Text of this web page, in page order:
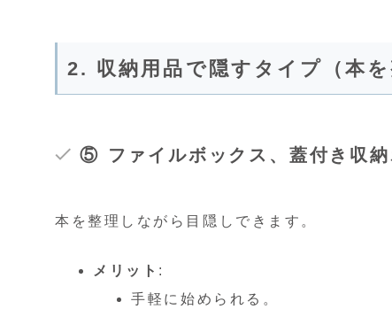
2. 収納用品で隠すタイプ（本
⑤ ファイルボックス、蓋付き収納
本を整理しながら目隠しできます。
メリット :
手軽に始められる。